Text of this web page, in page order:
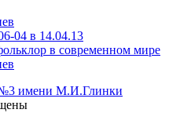
в современном мире
№3 имени М.И.Глинки